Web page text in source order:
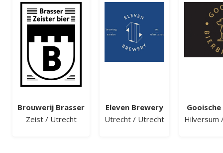
Brouwerij Brasser
Zeist/ Utrecht
Eleven Brewery
Utrecht / Utrecht
Hilversum